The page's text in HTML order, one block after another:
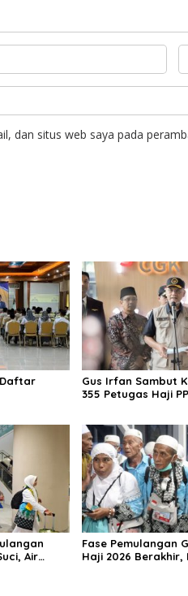
dan situs web saya pada
Daftar
Gus Irfan Sambut
355 Petugas Haji
Air
Fase Pemulangan
Haji 2026 Berakhir,